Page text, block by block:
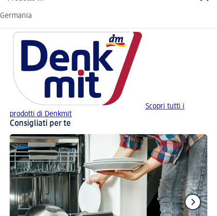
Germania
Scopri tutti i
prodotti di Denkmit
Consigliati per te